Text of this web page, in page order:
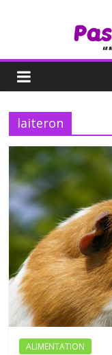
laiteron
ALIMENTATION